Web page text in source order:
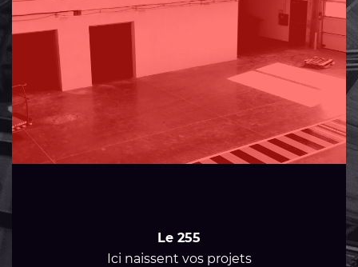
Le 255
Ici naissent vos projets